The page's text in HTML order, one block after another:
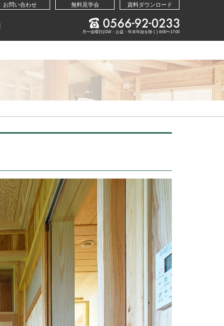
お問い合わせ 無料見学会 資料ダウンロード
月〜金曜日(GW・お盆・年末年始を除く) 8:00〜17:00